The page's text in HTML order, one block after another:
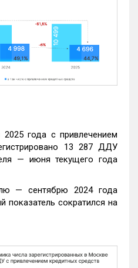
2025 года с привлечением
13 287 ДДУ
— июня текущего года
— сентябрю 2024 года
показатель сократился на